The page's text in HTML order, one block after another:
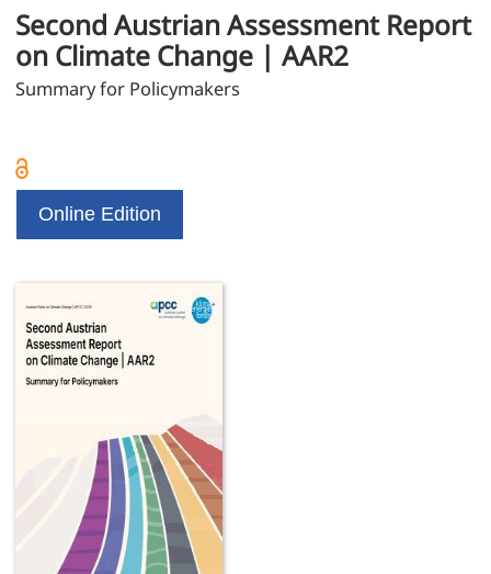
Second Austrian Assessment Report
on Climate Change | AAR2
Summary for Policymakers
Online Edition